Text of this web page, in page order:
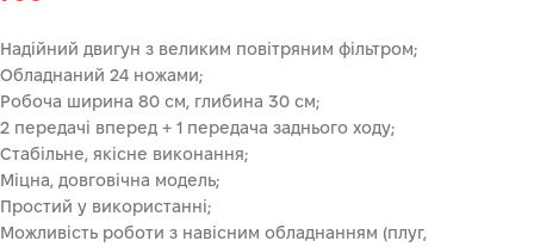
Надійний двигун з великим повітряним фільтром;
Обладнаний 24 ножами;
Робоча ширина 80 см, глибина 30 см;
2 передачі вперед + 1 передача заднього ходу;
Стабільне, якісне виконання;
Міцна, довговічна модель;
Простий у використанні;
Можливість роботи з навісним обладнанням (плуг,